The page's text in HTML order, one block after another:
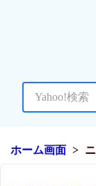
ホーム画面